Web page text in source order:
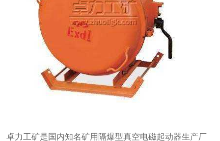
卓力工矿是国内知名矿用隔爆型真空电磁起动器生产厂